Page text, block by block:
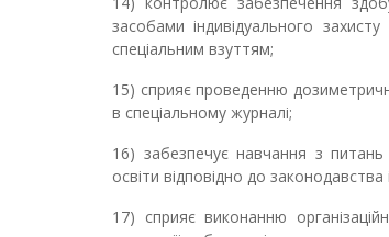
засобами індивідуального
спеціальним взуттям;
15) сприяє проведенню
в спеціальному журналі;
16) забезпечує навчання з питань
освіти відповідно до
17) сприяє виконанню